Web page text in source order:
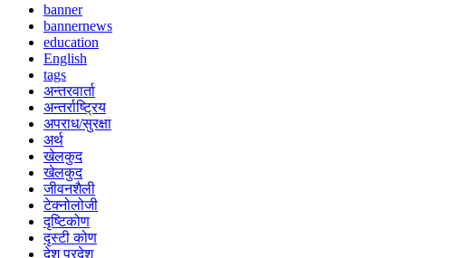
banner
bannernews
education
English
tags
अन्तरवार्ता
अन्तर्राष्ट्रिय
अपराध/सुरक्षा
अर्थ
खेलकुद
खेलकुद
जीवनशैली
टेक्नोलोजी
दृष्टिकोण
दृस्टी कोण
देश परदेश